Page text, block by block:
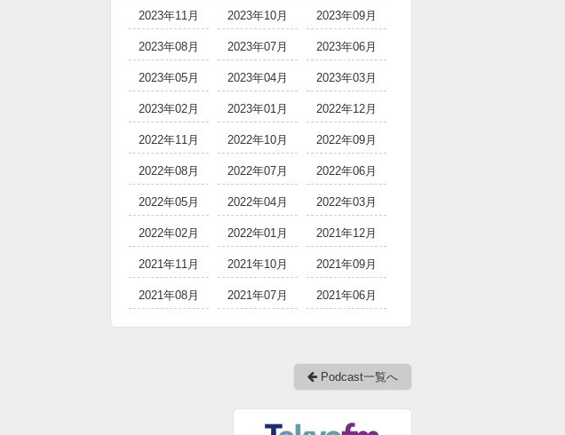
2023年11月 2023年10月 2023年09月
2023年08月 2023年07月 2023年06月
2023年05月 2023年04月 2023年03月
2023年02月 2023年01月 2022年12月
2022年11月 2022年10月 2022年09月
2022年08月 2022年07月 2022年06月
2022年05月 2022年04月 2022年03月
2022年02月 2022年01月 2021年12月
2021年11月 2021年10月 2021年09月
2021年08月 2021年07月 2021年06月
Podcast一覧へ